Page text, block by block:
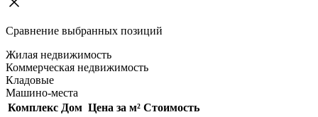
Сравнение выбранных позиций
Жилая недвижимость
Коммерческая недвижимость
Кладовые
Машино-места
Комплекс Дом Цена за м² Стоимость